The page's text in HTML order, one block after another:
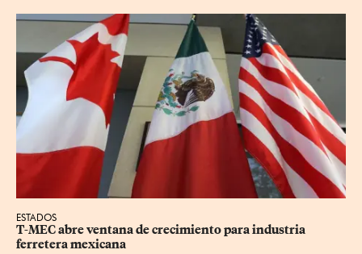
ESTADOS
T-MEC abre ventana de crecimiento para industria
ferretera mexicana